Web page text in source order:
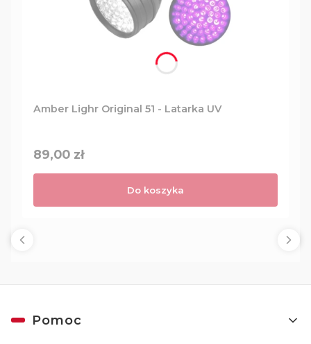
Amber Lighr Original 51 - Latarka UV
Cena
89,00 zł
Do koszyka
Linki w stopce
Pomoc